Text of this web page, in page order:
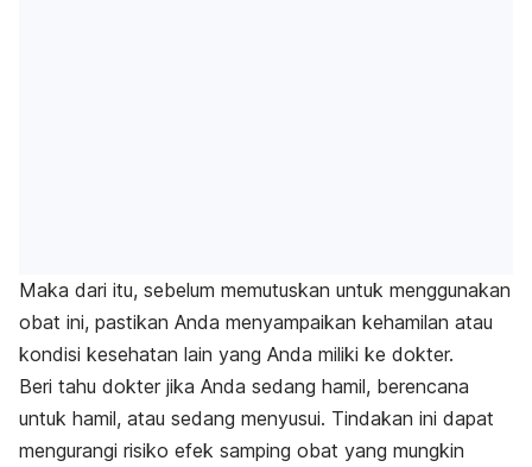
Maka dari itu, sebelum memutuskan untuk menggunakan
obat ini, pastikan Anda menyampaikan kehamilan atau
kondisi kesehatan lain yang Anda miliki ke dokter.
Beri tahu dokter jika Anda sedang hamil, berencana
untuk hamil, atau sedang menyusui. Tindakan ini dapat
mengurangi risiko efek samping obat yang mungkin